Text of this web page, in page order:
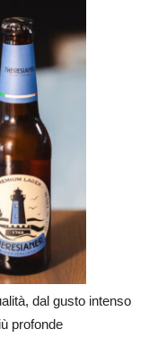
dal gusto intenso
profonde